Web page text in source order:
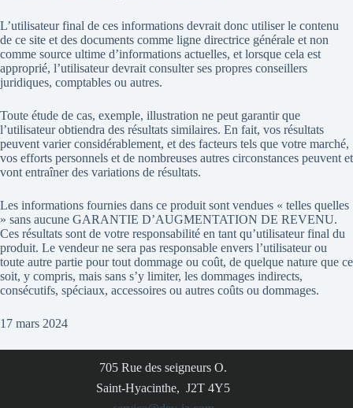
L’utilisateur final de ces informations devrait donc utiliser le contenu
de ce site et des documents comme ligne directrice générale et non
comme source ultime d’informations actuelles, et lorsque cela est
approprié, l’utilisateur devrait consulter ses propres conseillers
juridiques, comptables ou autres.
Toute étude de cas, exemple, illustration ne peut garantir que
l’utilisateur obtiendra des résultats similaires. En fait, vos résultats
peuvent varier considérablement, et des facteurs tels que votre marché,
vos efforts personnels et de nombreuses autres circonstances peuvent et
vont entraîner des variations de résultats.
Les informations fournies dans ce produit sont vendues « telles quelles
» sans aucune GARANTIE D’AUGMENTATION DE REVENU.
Ces résultats sont de votre responsabilité en tant qu’utilisateur final du
produit. Le vendeur ne sera pas responsable envers l’utilisateur ou
toute autre partie pour tout dommage ou coût, de quelque nature que ce
soit, y compris, mais sans s’y limiter, les dommages indirects,
consécutifs, spéciaux, accessoires ou autres coûts ou dommages.
17 mars 2024
705 Rue des seigneurs O.
Saint-Hyacinthe, J2T 4Y5